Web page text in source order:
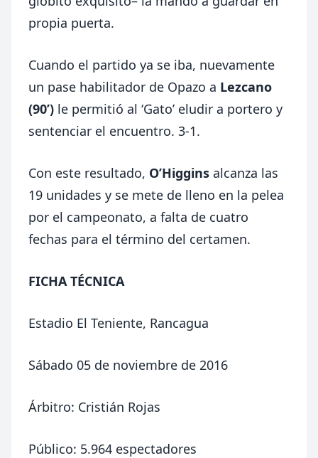
propia puerta.
Cuando el partido ya se iba, nuevamente
un pase habilitador de Opazo a Lezcano
(90’) le permitió al ‘Gato’ eludir a portero y
sentenciar el encuentro. 3-1.
Con este resultado, O’Higgins alcanza las
19 unidades y se mete de lleno en la pelea
por el campeonato, a falta de cuatro
fechas para el término del certamen.
FICHA TÉCNICA
Estadio El Teniente, Rancagua
Sábado 05 de noviembre de 2016
Árbitro: Cristián Rojas
Público: 5.964 espectadores